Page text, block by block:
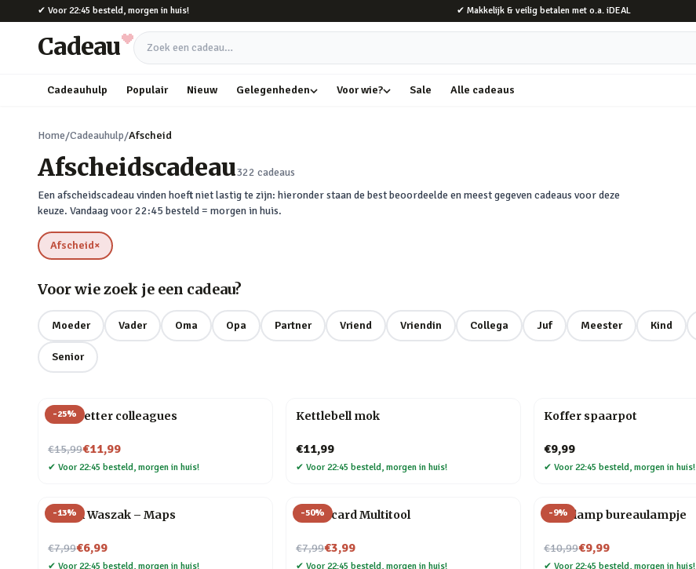
Naar hoofdinhoud
✔ Voor 22:45 besteld, morgen in huis! ✔ Makkelijk & veilig betalen met o.a. iDEAL
Cadeau Zoek een cadeau
Cadeauhulp Populair Nieuw Gelegenheden Voor wie? Sale Alle cadeaus
Home/Cadeauhulp/Afscheid
Afscheidscadeau322 cadeaus
Een afscheidscadeau vinden hoeft niet lastig te zijn: hieronder staan de best beoordeelde en meest gegeven cadeaus voor deze
keuze. Vandaag voor 22:45 besteld = morgen in huis.
Afscheid×
verwijderen
Voor wie zoek je een cadeau?
Moeder Vader Oma Opa Partner Vriend Vriendin Collega Juf Meester Kind
Senior
-25%
Mok Better colleagues
€15,99
Nu voor€11,99
✔ Voor 22:45 besteld, morgen in huis!
Kettlebell mok
€11,99
✔ Voor 22:45 besteld, morgen in huis!
Koffer spaarpot
€9,99
✔ Voor 22:45 besteld, morgen in huis!
-13%
Travel Waszak – Maps
€7,99
Nu voor€6,99
✔ Voor 22:45 besteld, morgen in huis!
-50%
Creditcard Multitool
€7,99
Nu voor€3,99
✔ Voor 22:45 besteld, morgen in huis!
-9%
Gloeilamp bureaulampje
€10,99
Nu voor€9,99
✔ Voor 22:45 besteld, morgen in huis!